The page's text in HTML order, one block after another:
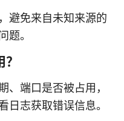
避免来自未知来源的
题。
、端口是否被占用，
日志获取错误信息。